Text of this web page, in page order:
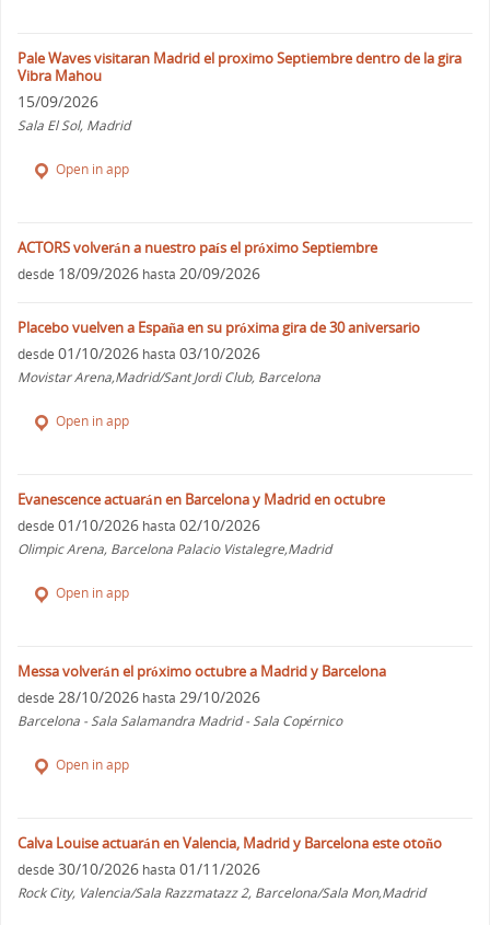
Pale Waves visitaran Madrid el proximo Septiembre dentro de la gira
Vibra Mahou
15/09/2026
Sala El Sol, Madrid
Open in app
ACTORS volverán a nuestro país el próximo Septiembre
desde 18/09/2026 hasta 20/09/2026
Placebo vuelven a España en su próxima gira de 30 aniversario
desde 01/10/2026 hasta 03/10/2026
Movistar Arena,Madrid/Sant Jordi Club, Barcelona
Open in app
Evanescence actuarán en Barcelona y Madrid en octubre
desde 01/10/2026 hasta 02/10/2026
Olimpic Arena, Barcelona Palacio Vistalegre,Madrid
Open in app
Messa volverán el próximo octubre a Madrid y Barcelona
desde 28/10/2026 hasta 29/10/2026
Barcelona - Sala Salamandra Madrid - Sala Copérnico
Open in app
Calva Louise actuarán en Valencia, Madrid y Barcelona este otoño
desde 30/10/2026 hasta 01/11/2026
Rock City, Valencia/Sala Razzmatazz 2, Barcelona/Sala Mon,Madrid